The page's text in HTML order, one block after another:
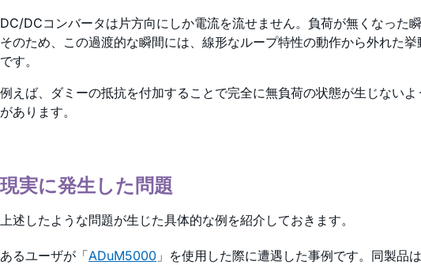
DC/DCコンバータは片方向にしか電流を流せません。負荷が無くなった
そのため、この過渡的な瞬間には、線形なループ特性の動作から外れた
です。
例えば、ダミーの抵抗を付加することで完全に無負荷の状態が生じない
があります。
現実に発生した問題
上述したような問題が生じた具体的な例を紹介しておきます。
あるユーザが「ADuM5000 」を使用した際に遭遇した事例です。同製品